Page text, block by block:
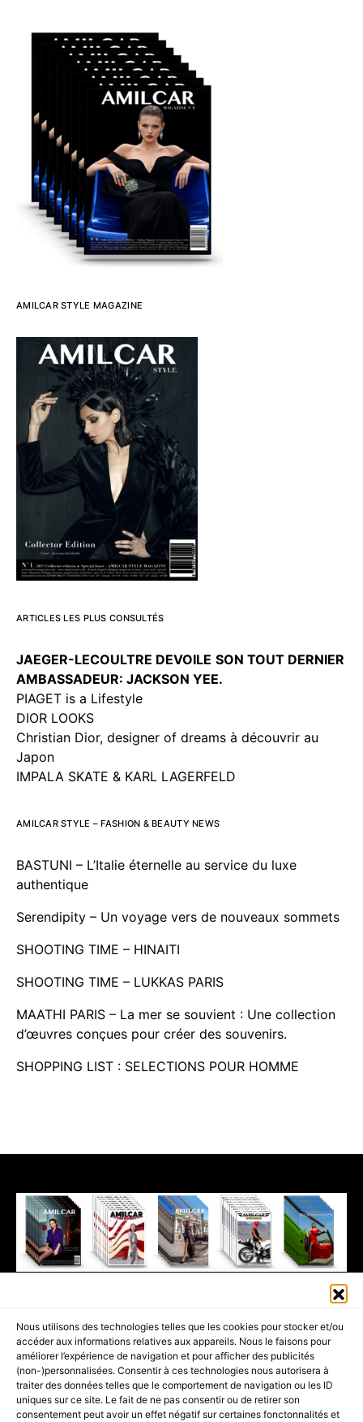
Nous utilisons des technologies telles que les cookies pour stocker et/ou
accéder aux informations relatives aux appareils. Nous le faisons pour
améliorer l’expérience de navigation et pour afficher des publicités
(non-)personnalisées. Consentir à ces technologies nous autorisera à
traiter des données telles que le comportement de navigation ou les ID
uniques sur ce site. Le fait de ne pas consentir ou de retirer son
consentement peut avoir un effet négatif sur certaines fonctonnalités et
AMILCAR STYLE MAGAZINE
ARTICLES LES PLUS CONSULTÉS
JAEGER-LECOULTRE DEVOILE SON TOUT DERNIER
AMBASSADEUR: JACKSON YEE.
PIAGET is a Lifestyle
DIOR LOOKS
Christian Dior, designer of dreams à découvrir au
Japon
IMPALA SKATE & KARL LAGERFELD
AMILCAR STYLE – FASHION & BEAUTY NEWS
BASTUNI – L’Italie éternelle au service du luxe
authentique
Serendipity – Un voyage vers de nouveaux sommets
SHOOTING TIME – HINAITI
SHOOTING TIME – LUKKAS PARIS
MAATHI PARIS – La mer se souvient : Une collection
d’œuvres conçues pour créer des souvenirs.
SHOPPING LIST : SELECTIONS POUR HOMME
PART OF THEAMILCAR MAGAZINE GROUP.EDITOR - ADVERTISING
AGENCE MEDIANE.
ACCUEIL BEST OF LUXE
35 MAGAZINES
SHOPPING & CONCIERGERIE
Voyages Contact